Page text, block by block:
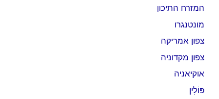
המזרח התיכון
מונטנגרו
צפון אמריקה
צפון מקדוניה
אוקיאניה
פּוֹלִין